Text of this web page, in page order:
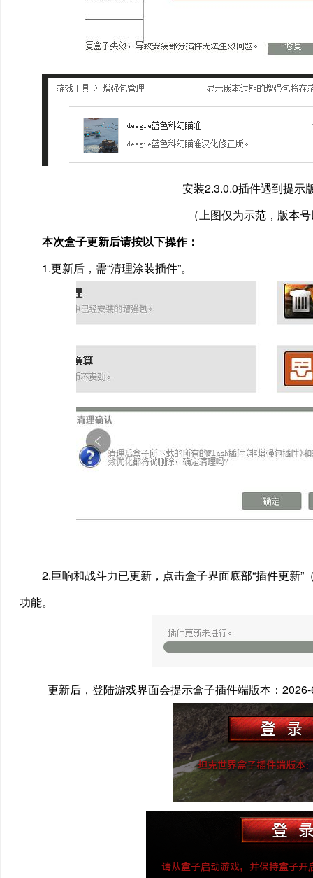
安装2.3.0.0插件遇到提示
（上图仅为示范，版本
本次盒子更新后请按以下操作：
1.更新后，需“清理涂装插件”。
2.巨响和战斗力已更新，点击盒子界面底部“插件更新
功能。
更新后，登陆游戏界面会提示盒子插件端版本：